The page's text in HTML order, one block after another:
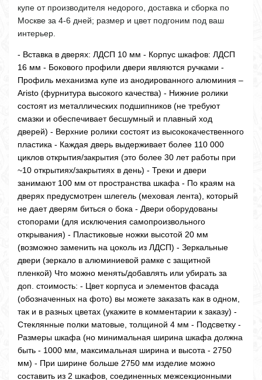
купе от производителя недорого, доставка и сборка по
Москве за 4-6 дней; размер и цвет подгоним под ваш
интерьер.
- Вставка в дверях: ЛДСП 10 мм - Корпус шкафов: ЛДСП
16 мм - Бокового профили двери являются ручками -
Профиль механизма купе из анодированного алюминия –
Aristo (фурнитура высокого качества) - Нижние ролики
состоят из металлических подшипников (не требуют
смазки и обеспечивает бесшумный и плавный ход
дверей) - Верхние ролики состоят из высококачественного
пластика - Каждая дверь выдерживает более 110 000
циклов открытия/закрытия (это более 30 лет работы при
~10 открытиях/закрытиях в день) - Треки и двери
занимают 100 мм от пространства шкафа - По краям на
дверях предусмотрен шлегель (меховая лента), который
не дает дверям биться о бока - Двери оборудованы
стопорами (для исключения самопроизвольного
открывания) - Пластиковые ножки высотой 20 мм
(возможно заменить на цоколь из ЛДСП) - Зеркальные
двери (зеркало в алюминиевой рамке с защитной
пленкой) Что можно менять/добавлять или убирать за
доп. стоимость: - Цвет корпуса и элементов фасада
(обозначенных на фото) вы можете заказать как в одном,
так и в разных цветах (укажите в комментарии к заказу) -
Стеклянные полки матовые, толщиной 4 мм - Подсветку -
Размеры шкафа (но минимальная ширина шкафа должна
быть - 1000 мм, максимальная ширина и высота - 2750
мм) - При ширине больше 2750 мм изделие можно
составить из 2 шкафов, соединенных межсекционными